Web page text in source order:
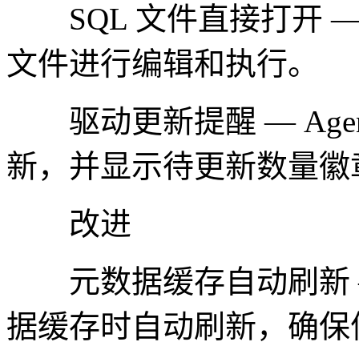
SQL 文件直接打开 —
文件进行编辑和执行。
驱动更新提醒 —
新，并显示待更新数量徽
改进
元数据缓存自动刷新
据缓存时自动刷新，确